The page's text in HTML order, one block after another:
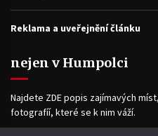
Reklama a uveřejnění článku
nejen v Humpolci
Najdete ZDE popis zajímavých
fotografíí, které se k nim váží.